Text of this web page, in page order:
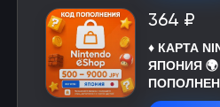
364 ₽
♦️ КАРТА
ЯПОНИЯ 🌍